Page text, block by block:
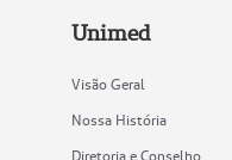
Unimed
Visão Geral
Nossa História
Diretoria e Conselho